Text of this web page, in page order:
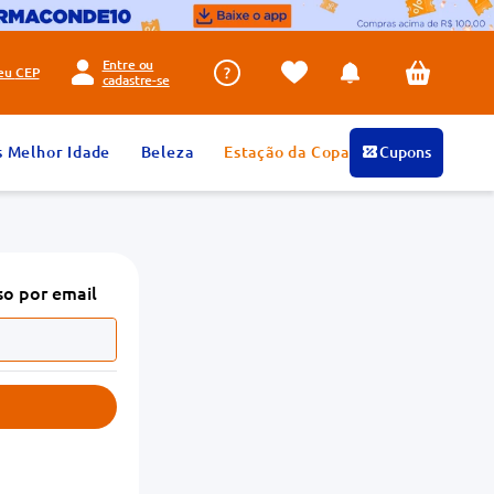
CEP
Entre ou
cadastre-se
Melhor Idade Beleza Estação da Copa Cupons
por email